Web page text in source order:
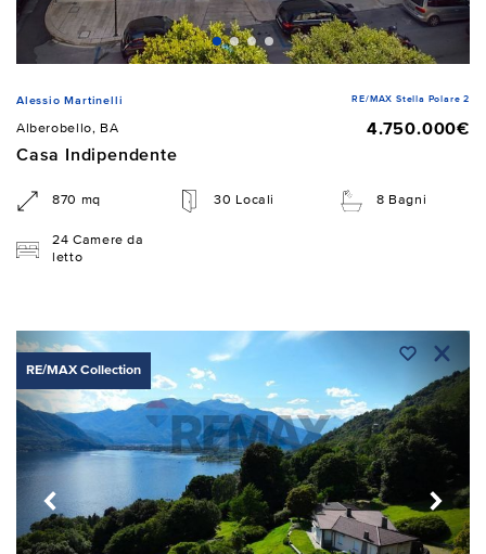
Alessio Martinelli RE/MAX Stella Polare 2
Alberobello, BA
4.750.000€
Casa Indipendente
870 mq 30 Locali 8 Bagni
24 Camere da
letto
RE/MAX Collection